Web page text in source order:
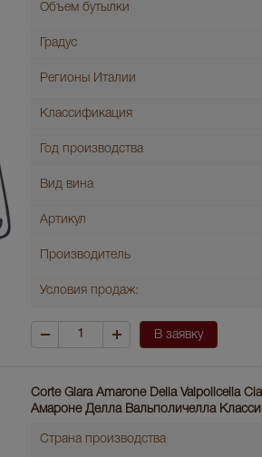
Объем бутылки
Градус
Регионы Италии
Классификация
Год производства
Вид вина
Артикул
Производитель
Условия продаж:
В заявку
Corte Giara Amarone Della Valpolicella
Амароне Делла Вальполичелла
Страна производства